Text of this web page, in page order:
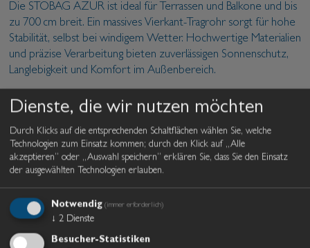
Die STOBAG AZUR ist ideal für Terrassen und Balkone und bis
zu 700 cm breit. Ein massives Vierkant-Tragrohr sorgt für hohe
Stabilität, selbst bei windigem Wetter. Hochwertige Materialien
und präzise Verarbeitung bieten zuverlässigen Sonnenschutz,
Langlebigkeit und Komfort im Außenbereich.
Produktflyer
Select S8130
Die STOBAG SELECT überzeugt durch großzügige
Gastronomie, Objektbereiche und private Großflächen. Mit
einer maximalen Breite von bis zu 1.800 cm bietet sie
zuverlässigen Sonnenschutz für weitläufige Terrassen und
Dienste, die wir nutzen möchten
Durch Klicks auf die entsprechenden Schaltflächen wählen Sie, welche
Technologien zum Einsatz kommen; durch den Klick auf „Alle
akzeptieren“ oder „Auswahl speichern“ erklären Sie, dass Sie den Einsatz
der ausgewählten Technologien erlauben.
Notwendig (immer erforderlich)
↓ 2 Dienste
Besucher-Statistiken